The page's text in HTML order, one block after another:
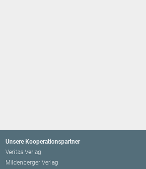
Unsere Kooperationspartner
Veritas Verlag
Mildenberger Verlag